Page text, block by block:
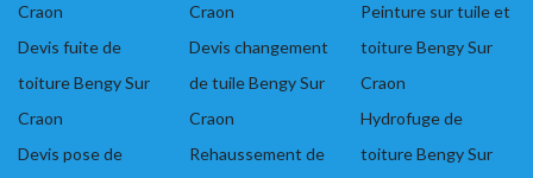
Craon
Devis fuite de
toiture Bengy Sur
Craon
Devis pose de
Craon
Devis changement
de tuile Bengy Sur
Craon
Rehaussement de
Peinture sur tuile et
toiture Bengy Sur
Craon
Hydrofuge de
toiture Bengy Sur